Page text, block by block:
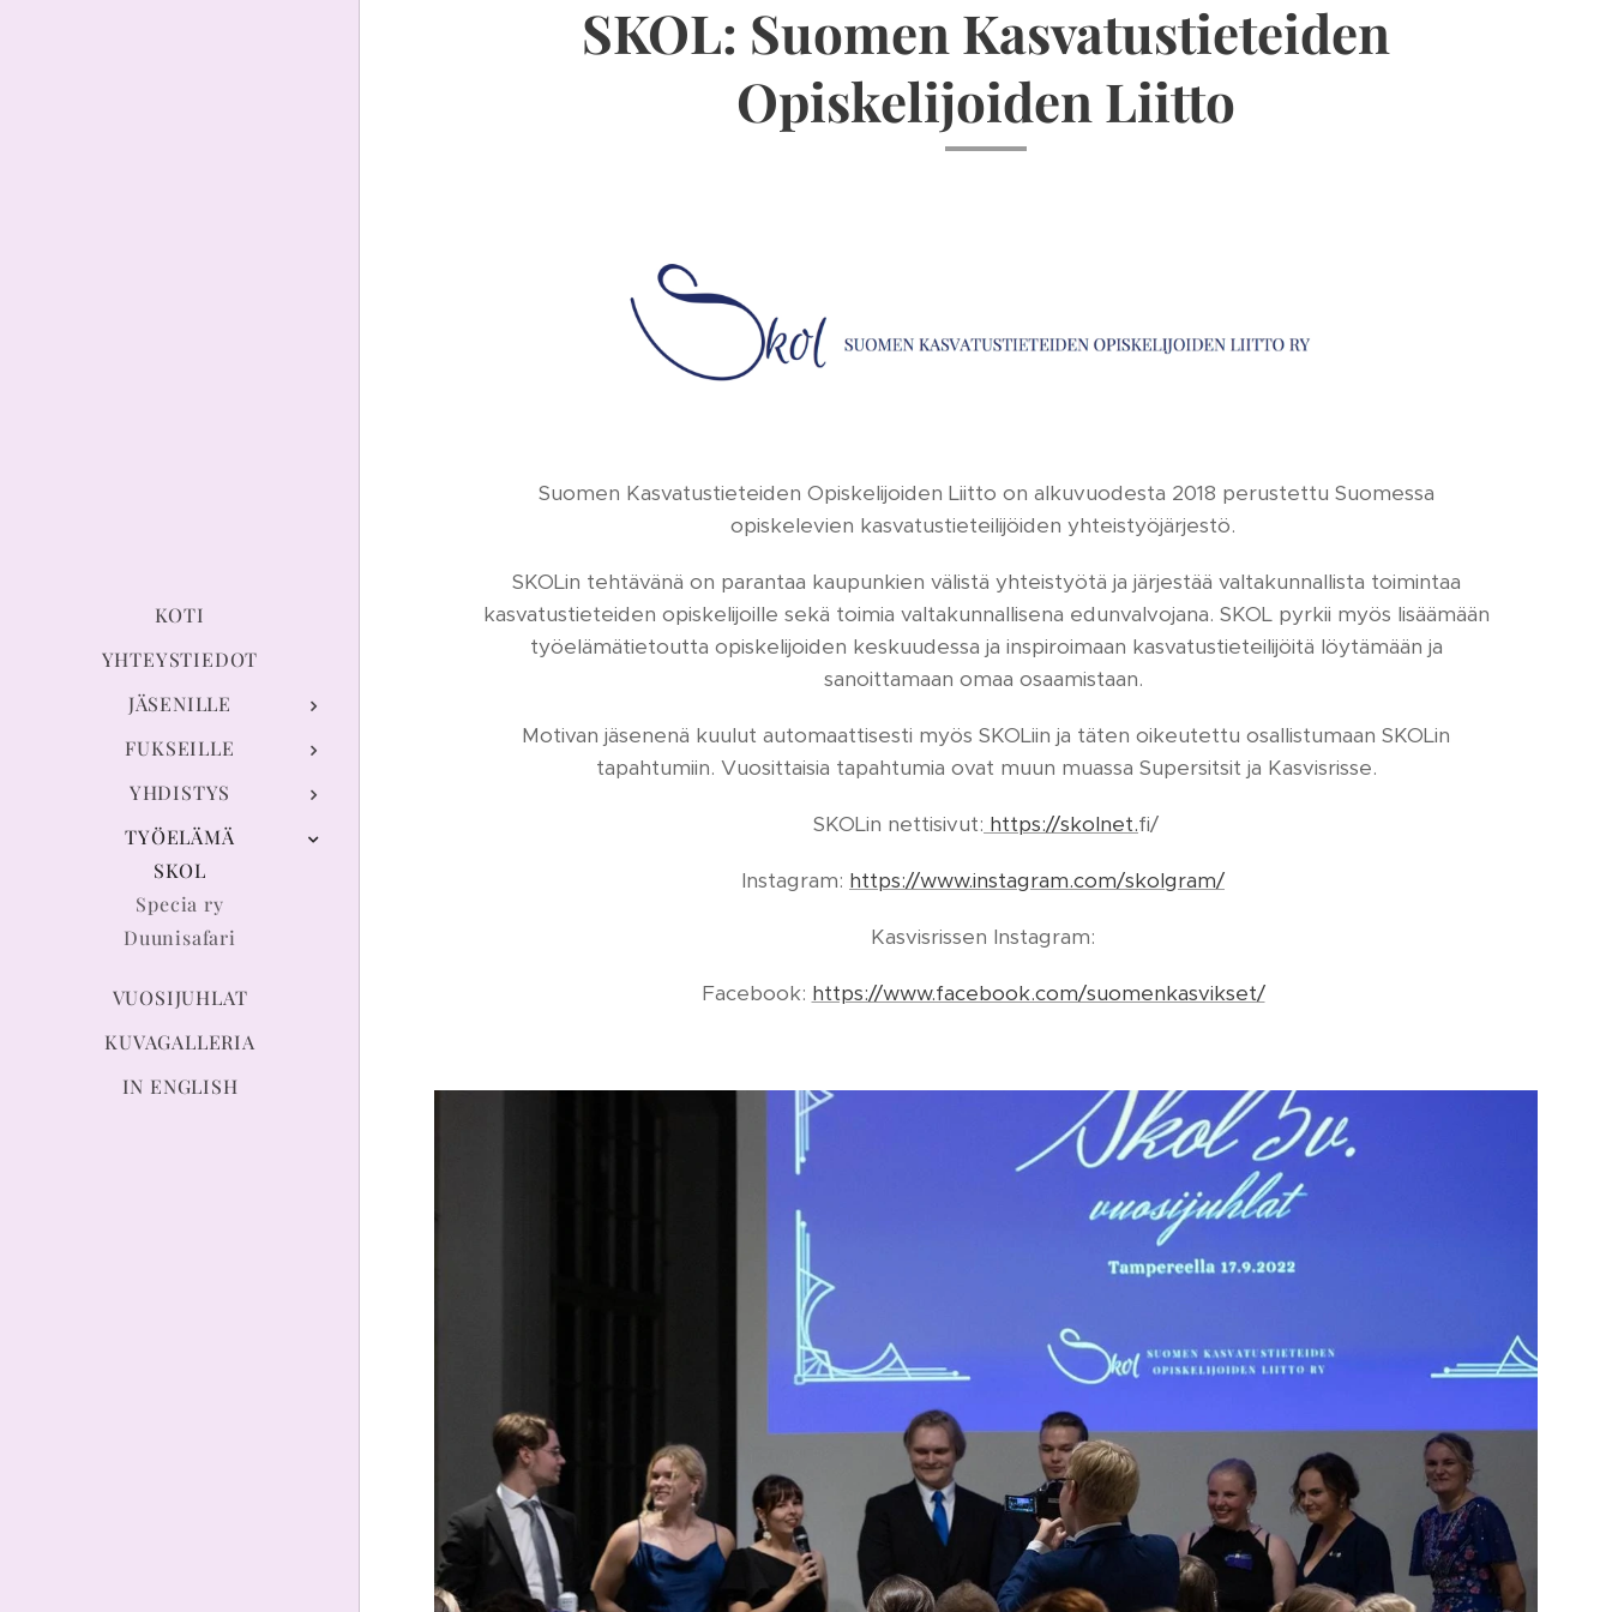
KOTI
YHTEYSTIEDOT
JÄSENILLE
FUKSEILLE
YHDISTYS
TYÖELÄMÄ
SKOL
Specia ry
Duunisafari
VUOSIJUHLAT
KUVAGALLERIA
IN ENGLISH
SKOL: Suomen Kasvatustieteiden
Opiskelijoiden Liitto
Suomen Kasvatustieteiden Opiskelijoiden Liitto on alkuvuodesta 2018 perustettu Suomessa
opiskelevien kasvatustieteilijöiden yhteistyöjärjestö.
SKOLin tehtävänä on parantaa kaupunkien välistä yhteistyötä ja järjestää valtakunnallista toimintaa
kasvatustieteiden opiskelijoille sekä toimia valtakunnallisena edunvalvojana. SKOL pyrkii myös lisäämään
työelämätietoutta opiskelijoiden keskuudessa ja inspiroimaan kasvatustieteilijöitä löytämään ja
sanoittamaan omaa osaamistaan.
Motivan jäsenenä kuulut automaattisesti myös SKOLiin ja täten oikeutettu osallistumaan SKOLin
tapahtumiin. Vuosittaisia tapahtumia ovat muun muassa Supersitsit ja Kasvisrisse.
SKOLin nettisivut: https://skolnet.fi/
Instagram: https://www.instagram.com/skolgram/
Kasvisrissen Instagram:
Facebook: https://www.facebook.com/suomenkasvikset/